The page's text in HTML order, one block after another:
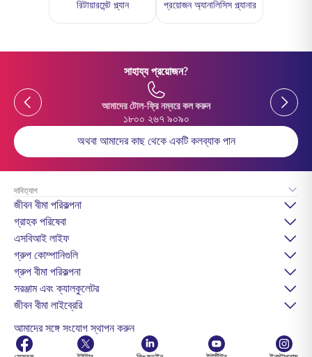
রিটায়ারমেন্ট প্ল্যান প্রয়োজন অ্যানালিসিস প্ল্যানার
সাহায্য প্রয়োজন?
Previous
আমাদের টোল-ফ্রি নম্বরে কল করুন
১৮০০ ২৬৭ ৯০৯০
Previous
অথবা আমাদের কাছ থেকে একটি কলব্যাক পান
দাবিত্যাগ
জীবন বীমা পরিকল্পনা
গ্রাহক পরিষেবা
এসবিআই লাইফ
গ্রুপ কোম্পানিগুলি
গ্রুপ বীমা পরিকল্পনা
সরঞ্জাম এবং ক্যালকুলেটর
জীবন বীমা লাইব্রেরি
আমাদের সঙ্গে সংযোগ স্থাপন করুন